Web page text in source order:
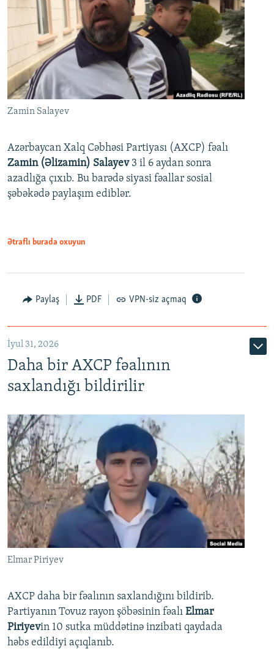
Zamin Salayev
Azərbaycan Xalq Cəbhəsi Partiyası (AXCP) fəalı
Zamin (Əlizamin) Salayev 3 il 6 aydan sonra
azadlığa çıxıb. Bu barədə siyasi fəallar sosial
şəbəkədə paylaşım ediblər.
Ətraflı burada oxuyun
Paylaş PDF VPN-siz açmaq
İyul 31, 2026
Daha bir AXCP fəalının
saxlandığı bildirilir
Elmar Piriyev
AXCP daha bir fəalının saxlandığını bildirib.
Partiyanın Tovuz rayon şöbəsinin fəalı Elmar
Piriyevin 10 sutka müddətinə inzibati qaydada
həbs edildiyi açıqlanıb.